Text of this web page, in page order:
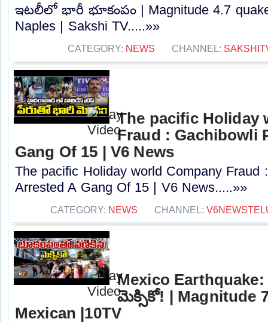
ఇటలీలో భారీ భూకంపం | Magnitude 4.7
Naples | Sakshi TV.....»»
CATEGORY: NEWS CHANNEL:
The pacific Holiday
Fraud : Gachibowli
Gang Of 15 | V6 News
The pacific Holiday world Company Fraud
Arrested A Gang Of 15 | V6 News.....»»
CATEGORY: NEWS CHANNEL:
Mexico
మెక్సికో! | Magnitude
Mexican |10TV